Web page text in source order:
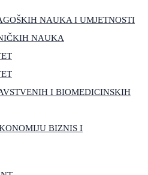
NAUKA I UMJETNOSTI
NAUKA
I BIOMEDICINSKIH
BIZNIS I